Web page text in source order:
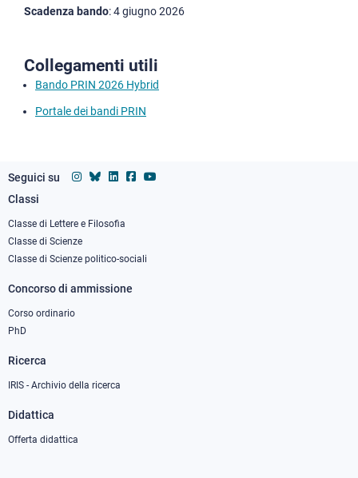
Scadenza bando: 4 giugno 2026
Collegamenti utili
Bando PRIN 2026 Hybrid
Portale dei bandi PRIN
Seguici su
Footer
column
1
Classi
Classe di Lettere e Filosofia
Classe di Scienze
Classe di Scienze politico-sociali
Concorso di ammissione
Corso ordinario
PhD
Ricerca
IRIS - Archivio della ricerca
Didattica
Offerta didattica